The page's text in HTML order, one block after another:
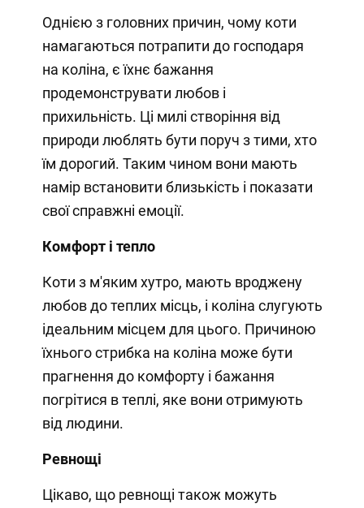
Однією з головних причин, чому коти
намагаються потрапити до господаря
на коліна, є їхнє бажання
продемонструвати любов і
прихильність. Ці милі створіння від
природи люблять бути поруч з тими, хто
їм дорогий. Таким чином вони мають
намір встановити близькість і показати
свої справжні емоції.
Комфорт і тепло
Коти з м'яким хутро, мають вроджену
любов до теплих місць, і коліна слугують
ідеальним місцем для цього. Причиною
їхнього стрибка на коліна може бути
прагнення до комфорту і бажання
погрітися в теплі, яке вони отримують
від людини.
Ревнощі
Цікаво, що ревнощі також можуть